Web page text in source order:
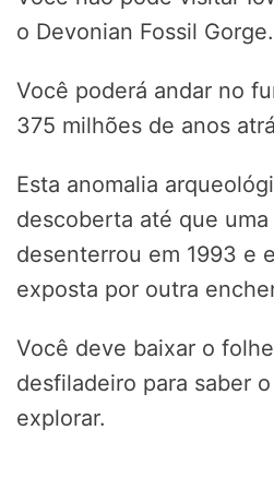
o Devonian Fossil Gorge.
Você poderá andar no
375 milhões de anos
Esta anomalia
descoberta até que
desenterrou em 1993 e
exposta por outra
Você deve baixar o
desfiladeiro para saber
explorar.